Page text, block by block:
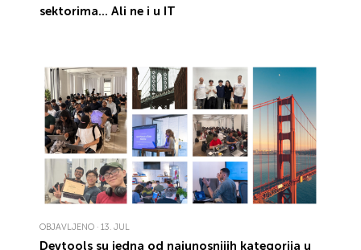
sektorima... Ali ne i u IT
OBJAVLJENO · 13. JUL
Devtools su jedna od najunosnijih kategorija u